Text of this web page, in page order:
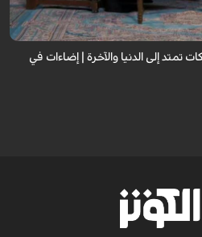
على حياة الزائر. فما هي النعم...
تمتد إلى الدنيا والآخرة | إضاءات في